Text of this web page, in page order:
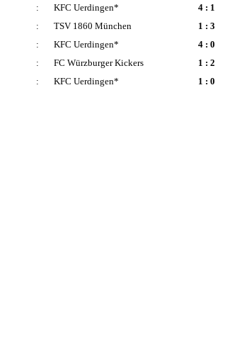
: KFC Uerdingen*
4 : 1
: TSV 1860 München
1 : 3
: KFC Uerdingen*
4 : 0
: FC Würzburger Kickers
1 : 2
: KFC Uerdingen* 1 : 0